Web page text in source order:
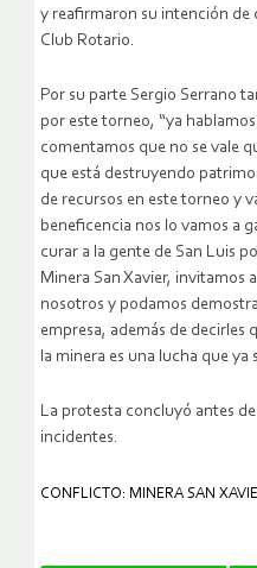
y reafirmaron su intención de
Club Rotario.
Por su parte Sergio Serrano
por este torneo, “ya
comentamos que no se vale
que está destruyendo
de recursos en este torneo y
beneficencia nos lo vamos a
curar a la gente de San Luis
Minera San Xavier, invitamos
nosotros y podamos
empresa, además de decirles
la minera es una lucha que ya
La protesta concluyó antes
incidentes.
CONFLICTO: MINERA SAN